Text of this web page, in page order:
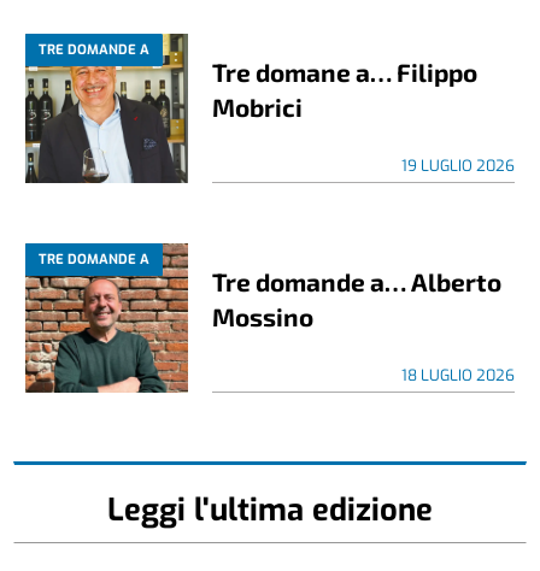
TRE DOMANDE A
Tre domane a… Filippo
Mobrici
19 LUGLIO 2026
TRE DOMANDE A
Tre domande a… Alberto
Mossino
18 LUGLIO 2026
Leggi l'ultima edizione